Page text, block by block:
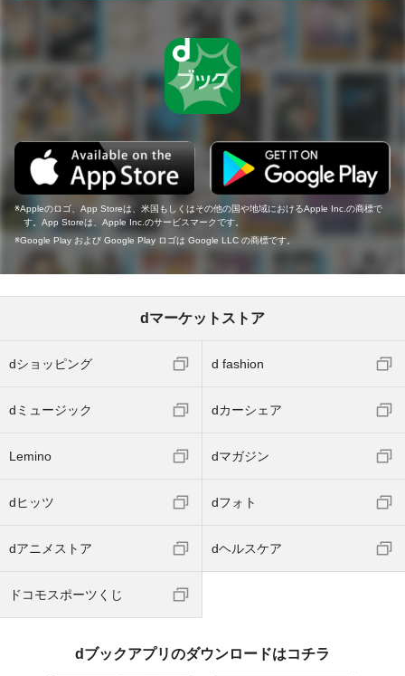
Appleのロゴ、App Storeは、米国もしくはその他の国や地域におけるApple Inc.の商標で
す。App Storeは、Apple Inc.のサービスマークです。
Google Play および Google Play ロゴは Google LLC の商標です。
dマーケットストア
dショッピング d fashion
dミュージック dカーシェア
Lemino dマガジン
dヒッツ dフォト
dアニメストア dヘルスケア
ドコモスポーツくじ
dブックアプリのダウンロードはコチラ